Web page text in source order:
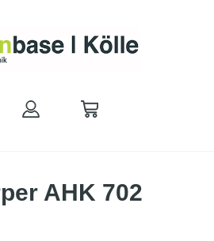
AHK 702